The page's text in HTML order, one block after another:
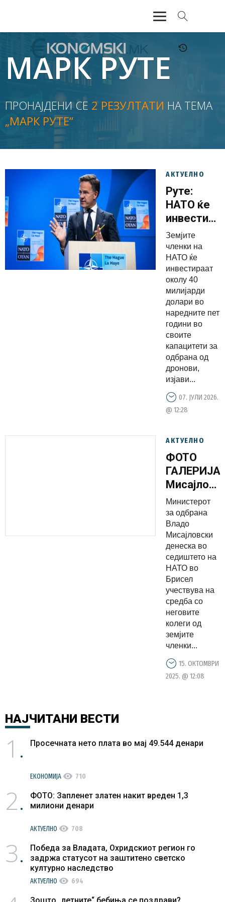
АКТУЕЛНО
ЕКОНОМИЈА
ФИНАНСИИ
БАНКАРСТВО
ЖИВОТ
МАРК РУТЕ
ПРОНАЈДЕНИ СЕ 2 РЕЗУЛТАТИ НА ТЕМА
„МАРК РУТЕ“
АКТУЕЛНО
Руте:
НАТО ќе
инвестира
околу 40
милијарди
долари во
одбрана
од
дронови
во
наредните
пет
години
Земјите
членки на
НАТО ќе
инвестираат
околу 40
милијарди
долари во
наредните пет
години во
своите
капацитети за
одбрана од
дронови,
изјави...
07. ЈУЛИ 2026.
@ 12:28
АКТУЕЛНО
ФОТО
ГАЛЕРИЈА:
на средба
со
за
одбрана
од
земјите
членки на
НАТО во
Брисел
Министерот
за одбрана
Владо
Мисајловски
денеска во
седиштето на
НАТО во
Брисел
учествува на
средба со
неговите
колеги од
земјите
членки...
15. ОКТОМВРИ
2025. @ 12:08
НАЈЧИТАНИ ВЕСТИ
1 Просечната нето плата во мај 49.544 денари
ЕКОНОМИЈА visibility 710
2
ФОТО: Запленет златен накит вреден 1,3
милиони денари
АКТУЕЛНО visibility 708
3
Победа за Владата, Охридскиот регион го
задржа статусот на заштитено светско
културно наследство
АКТУЕЛНО visibility 694